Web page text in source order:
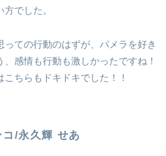
でした。
っての行動のはずが、パメラを好き
感情も行動も激しかったですね！
ちらもドキドキでした！！
/永久輝 せあ